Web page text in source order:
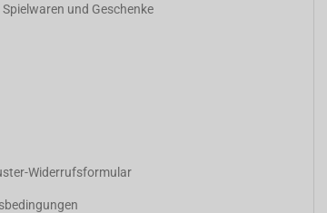
und Geschenke
Widerrufsformular